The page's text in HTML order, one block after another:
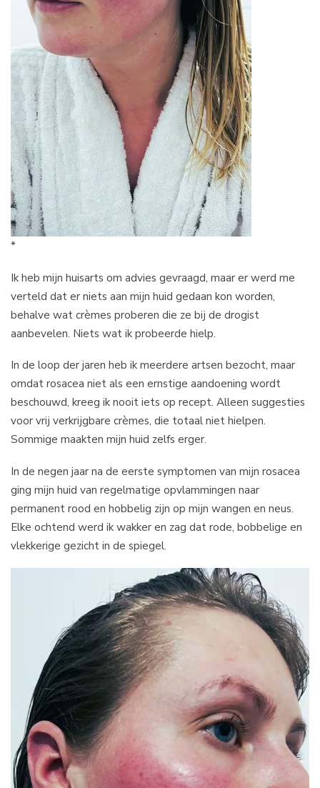
*
Ik heb mijn huisarts om advies gevraagd, maar er werd me
verteld dat er niets aan mijn huid gedaan kon worden,
behalve wat crèmes proberen die ze bij de drogist
aanbevelen. Niets wat ik probeerde hielp.
In de loop der jaren heb ik meerdere artsen bezocht, maar
omdat rosacea niet als een ernstige aandoening wordt
beschouwd, kreeg ik nooit iets op recept. Alleen suggesties
voor vrij verkrijgbare crèmes, die totaal niet hielpen.
Sommige maakten mijn huid zelfs erger.
In de negen jaar na de eerste symptomen van mijn rosacea
ging mijn huid van regelmatige opvlammingen naar
permanent rood en hobbelig zijn op mijn wangen en neus.
Elke ochtend werd ik wakker en zag dat rode, bobbelige en
vlekkerige gezicht in de spiegel.